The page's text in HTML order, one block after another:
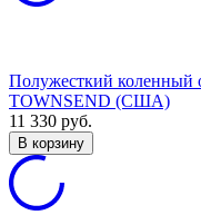
Полужесткий коленный
TOWNSEND (США)
11 330 руб.
В корзину